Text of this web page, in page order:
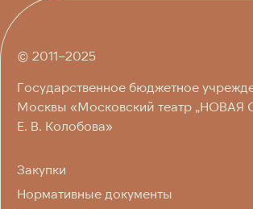
© 2011–2025
Государственное бюджетное
Москвы «Московский театр „НОВАЯ
Е. В. Колобова»
Закупки
Нормативные документы